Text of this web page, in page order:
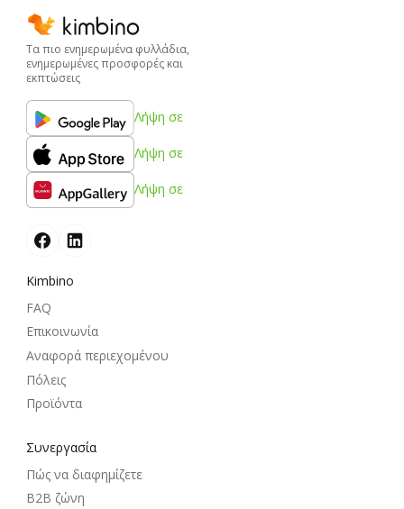
Τα πιο ενημερωμένα φυλλάδια,
ενημερωμένες προσφορές και
εκπτώσεις
Λήψη σε
Λήψη σε
Λήψη σε
Kimbino
FAQ
Επικοινωνία
Αναφορά περιεχομένου
Πόλεις
Προϊόντα
Συνεργασία
Πώς να διαφημίζετε
B2B ζώνη